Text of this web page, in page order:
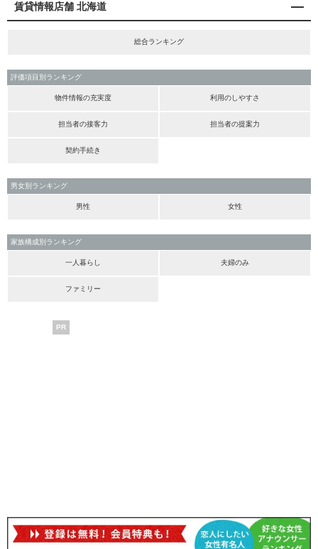
賃貸情報店舗 北海道
総合ランキング
評価項目別ランキング
物件情報の充実度 利用のしやすさ
担当者の接客力 担当者の提案力
契約手続き
男女別ランキング
男性 女性
家族構成別ランキング
一人暮らし 夫婦のみ
ファミリー
PR